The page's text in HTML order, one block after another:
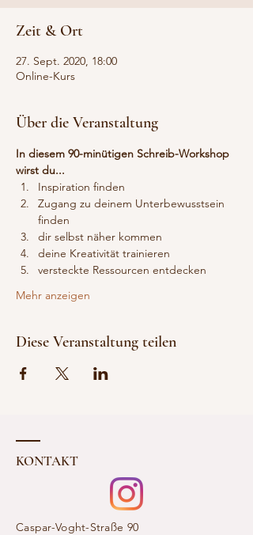
Zeit & Ort
27. Sept. 2020, 18:00
Online-Kurs
Über die Veranstaltung
In diesem 90-minütigen Schreib-Workshop
wirst du...
Inspiration finden
Zugang zu deinem Unterbewusstsein
finden
dir selbst näher kommen
deine Kreativität trainieren
versteckte Ressourcen entdecken
Mehr anzeigen
Diese Veranstaltung teilen
KONTAKT
Caspar-Voght-Straße 90